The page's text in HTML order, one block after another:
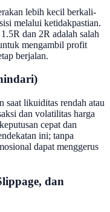
lebih kecil berkali-
melalui ketidakpastian.
dan 2R adalah salah
mengambil profit
berjalan.
saat likuiditas rendah atau
dan volatilitas harga
cepat dan
ini; tanpa
dapat menggerus
dan